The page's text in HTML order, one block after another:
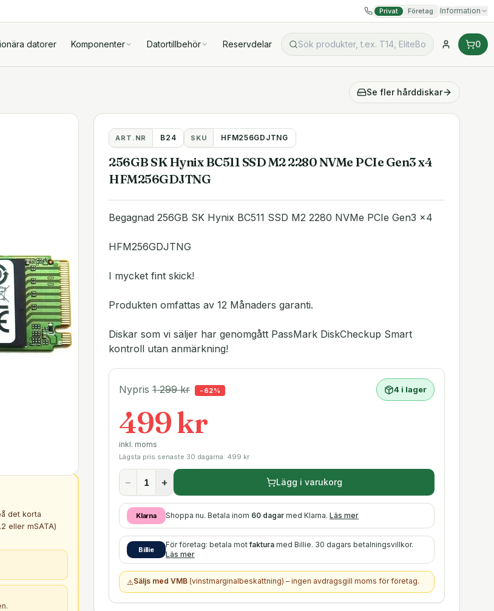
Privat Företag Information
datorer Komponenter Datortillbehör Reservdelar 0
Se fler hårddiskar
det korta
eller mSATA)
ART.NR B24 SKU HFM256GDJTNG
256GB SK Hynix BC511 SSD M2 2280 NVMe PCIe Gen3 x4
HFM256GDJTNG
Begagnad 256GB SK Hynix BC511 SSD M2 2280 NVMe PCIe Gen3 x4
HFM256GDJTNG
I mycket fint skick!
Produkten omfattas av 12 Månaders garanti.
Diskar som vi säljer har genomgått PassMark DiskCheckup Smart
kontroll utan anmärkning!
Nypris 1 299kr - 62% 4 i lager
499 kr
inkl. moms
Lägsta pris senaste 30 dagarna: 499 kr
− + Lägg i varukorg
Klarna Shoppa nu. Betala inom 60 dagar med Klarna. Läs mer
Billie
För företag: betala motfaktura med Billie. 30 dagars betalningsvillkor.
Läs mer
⚠️Säljs med VMB (vinstmarginalbeskattning) – ingen avdragsgill moms för företag.